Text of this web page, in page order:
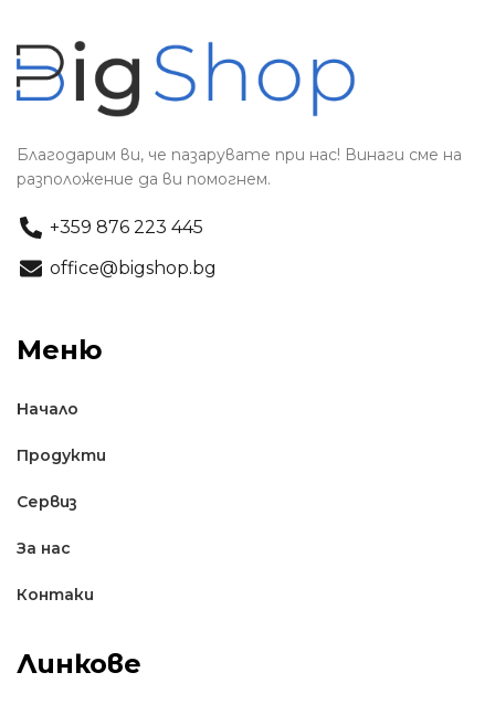
Благодарим ви, че пазарувате при нас! Винаги сме на
разположение да ви помогнем.
+359 876 223 445
office@bigshop.bg
Меню
Начало
Продукти
Сервиз
За нас
Контаки
Линкове